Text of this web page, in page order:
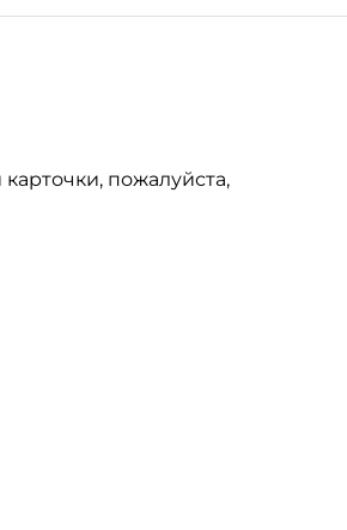
пожалуйста,